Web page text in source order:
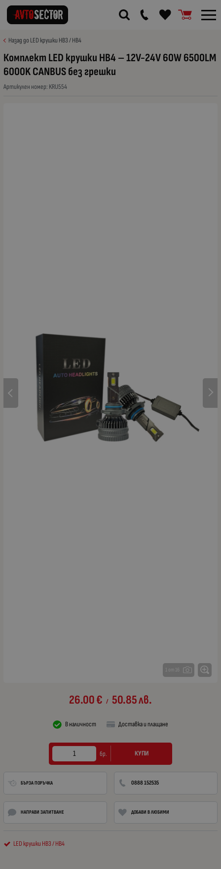
Назад до LED крушки HB3 / HB4
Комплект LED крушки HB4 – 12V-24V 60W 6500LM
6000K CANBUS без грешки
Артикулен номер: KRU554
1 от 16
26.00€ / 50.85лв.
В наличност Доставка и плащане
бр. КУПИ
БЪРЗА ПОРЪЧКА 0888 152535
НАПРАВИ ЗАПИТВАНЕ ДОБАВИ В ЛЮБИМИ
LED крушки HB3 / HB4